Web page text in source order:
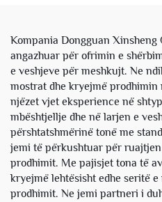
Kompania Dongguan Xinsheng
angazhuar për ofrimin e
e veshjeve për meshkujt. Ne
mostrat dhe kryejmë prodhimin
njëzet vjet eksperience në
mbështjellje dhe në larjen e
përshtatshmërinë tonë me
jemi të përkushtuar për
prodhimit. Me pajisjet tona të
kryejmë lehtësisht edhe seritë
prodhimit. Ne jemi partneri i